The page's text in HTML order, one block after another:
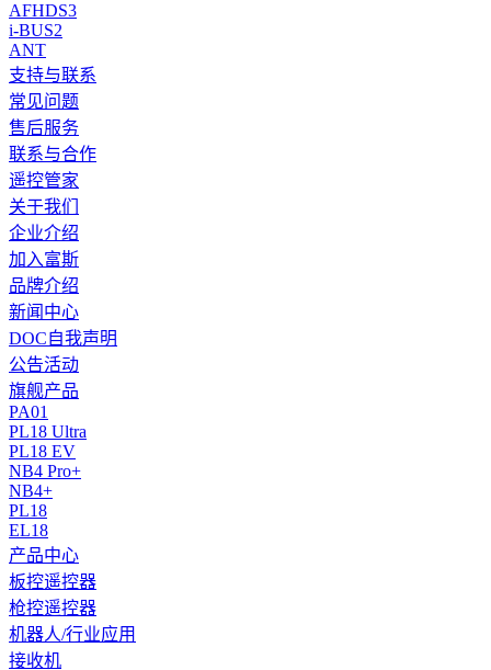
AFHDS3
i-BUS2
ANT
支持与联系
常见问题
售后服务
联系与合作
遥控管家
关于我们
企业介绍
加入富斯
品牌介绍
新闻中心
DOC自我声明
公告活动
旗舰产品
PA01
PL18 Ultra
PL18 EV
NB4 Pro+
NB4+
PL18
EL18
产品中心
板控遥控器
枪控遥控器
机器人/行业应用
接收机